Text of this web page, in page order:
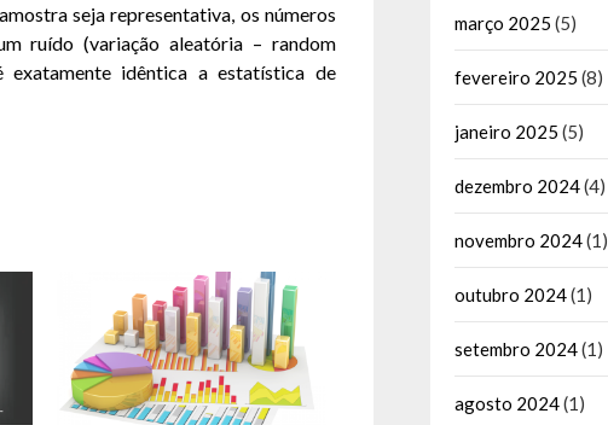
seja representativa, os números
ruído (variação aleatória – random
idêntica a estatística de
março 2025 (5)
fevereiro 2025 (8)
janeiro 2025 (5)
dezembro 2024(4)
novembro 2024(1)
outubro 2024(1)
setembro 2024(1)
agosto 2024(1)